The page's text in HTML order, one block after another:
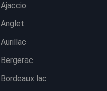
Ajaccio
Anglet
Aurillac
Bergerac
Bordeaux lac